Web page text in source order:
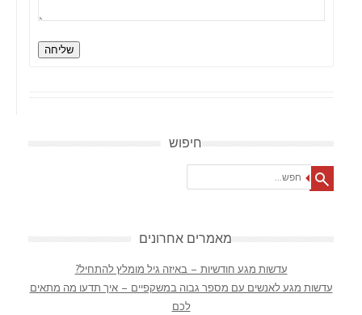
שליחה
חיפוש
מאמרים אחרונים
עדשות מגע חודשיות – באיזה גיל מומלץ להתחיל?
עדשות מגע לאנשים עם מספר גבוה במשקפיים – איך תדעו מה מתאים
לכם